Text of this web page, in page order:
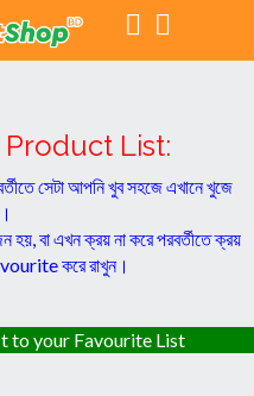
List:
সেটা আপনি খুব সহজে এখানে খুজে
বা এখন ক্রয় না করে পরবর্তীতে ক্রয়
করে রাখুন।
to your Favourite List